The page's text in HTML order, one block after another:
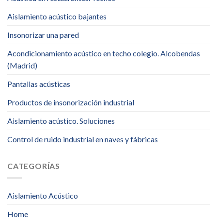
Aislamiento acústico bajantes
Insonorizar una pared
Acondicionamiento acústico en techo colegio. Alcobendas
(Madrid)
Pantallas acústicas
Productos de insonorización industrial
Aislamiento acústico. Soluciones
Control de ruido industrial en naves y fábricas
CATEGORÍAS
Aislamiento Acústico
Home